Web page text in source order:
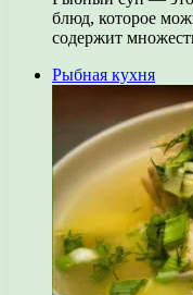
блюд, которое
содержит
Рыбная кухня